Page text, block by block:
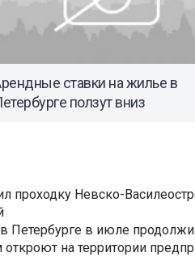
ставки на жилье в
ползут вниз
Невско-
Петербурге в июле
на территории